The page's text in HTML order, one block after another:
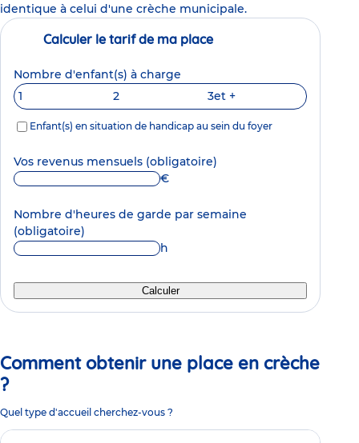
identique à celui d'une crèche municipale.
Calculer le tarif de ma place
Nombre d'enfant(s) à charge
1
2 3et +
Enfant(s) en situation de handicap au sein du foyer
Vos revenus mensuels (obligatoire)
€
Nombre d'heures de garde par semaine
(obligatoire)
h
Calculer
Comment obtenir une place en crèche
?
Quel type d'accueil cherchez-vous ?